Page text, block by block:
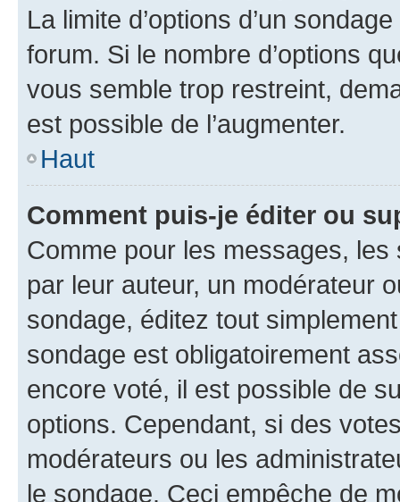
La limite d’options d’un
forum. Si le nombre d’options
vous semble trop restreint,
est possible de l’augmenter.
Haut
Comment puis-je éditer ou
Comme pour les messages,
par leur auteur, un modérateur
sondage, éditez tout
sondage est obligatoirement
encore voté, il est possible de
options. Cependant, si des
modérateurs ou les
le sondage. Ceci empêche de